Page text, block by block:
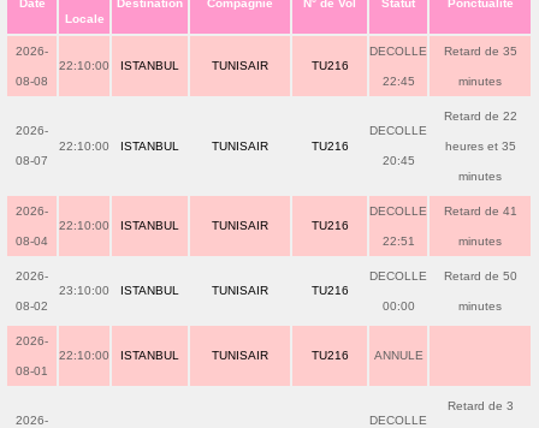
Date
Locale
Destination Compagnie N° de Vol Statut Ponctualité
2026-
08-08
22:10:00 ISTANBUL TUNISAIR TU216
DECOLLE
22:45
Retard de 35
minutes
2026-
08-07
22:10:00 ISTANBUL TUNISAIR TU216
DECOLLE
20:45
Retard de 22
heures et 35
minutes
2026-
08-04
22:10:00 ISTANBUL TUNISAIR TU216
DECOLLE
22:51
Retard de 41
minutes
2026-
08-02
23:10:00 ISTANBUL TUNISAIR TU216
DECOLLE
00:00
Retard de 50
minutes
2026-
08-01
22:10:00 ISTANBUL TUNISAIR TU216 ANNULE
2026- DECOLLE
Retard de 3